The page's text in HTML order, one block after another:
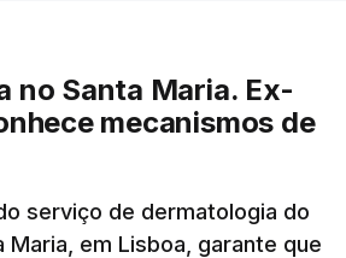
no
no Santa Maria. Ex-
mecanismos de
serviço de dermatologia do
Maria, em Lisboa, garante que